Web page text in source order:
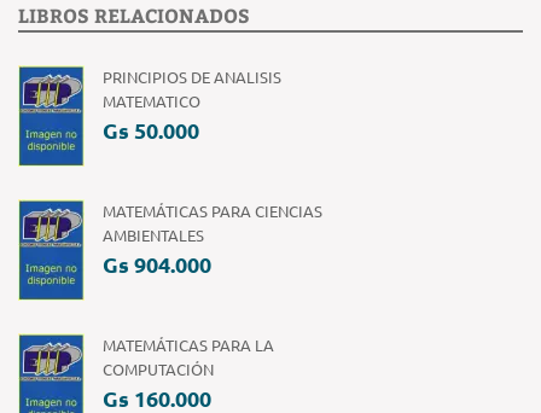
LIBROS RELACIONADOS
PRINCIPIOS DE ANALISIS
MATEMATICO
Gs 50.000
MATEMÁTICAS PARA CIENCIAS
AMBIENTALES
Gs 904.000
MATEMÁTICAS PARA LA
COMPUTACIÓN
Gs 160.000